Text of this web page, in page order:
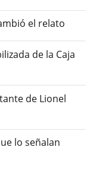
el relato
de la Caja
de Lionel
lo señalan